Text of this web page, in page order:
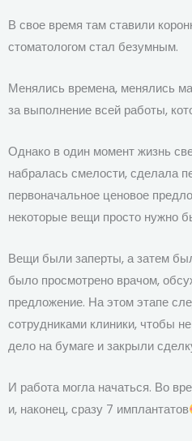
В свое время там ставили
стоматологом стал безумным.
Менялись времена, менялись
за выполнение всей работы,
Однако в один момент жизнь
набралась смелости, сделала
первоначальное ценовое
некоторые вещи просто нужно
Вещи были заперты, а затем
было просмотрено врачом,
предложение. На этом этапе
сотрудниками клиники, чтобы
дело на бумаге и закрыли
И работа могла начаться. Во
и, наконец, сразу 7 имплантатов